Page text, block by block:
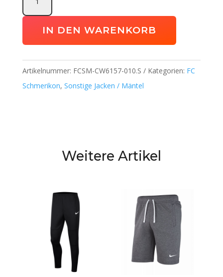
Schmerikon
Menge
IN DEN WARENKORB
Artikelnummer: FCSM-CW6157-010.S Kategorien: FC
Schmerikon, Sonstige Jacken / Mäntel
Weitere Artikel